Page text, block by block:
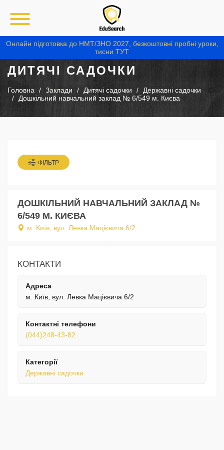
Онлайн підготовка до НМТ/ЗНО 2027, безкоштовні пробні уроки,
тисни ТУТ
ДИТЯЧІ САДОЧКИ
Головна Заклади Дитячі садочки
Державні садочки
Дошкільний навчальний заклад № 6/549 м. Києва
ФІЛЬТР
ДОШКІЛЬНИЙ НАВЧАЛЬНИЙ ЗАКЛАД №
6/549 М. КИЄВА
м. Київ, вул. Левка Мацієвича 6/2
КОНТАКТИ
Адреса
м. Київ, вул. Левка Мацієвича 6/2
Контактні телефони
(044)248-43-82
Категорії
Державні садочки